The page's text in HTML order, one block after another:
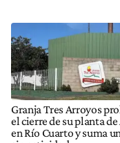
Granja Tres Arroyos
el cierre de su planta de
en Río Cuarto y suma